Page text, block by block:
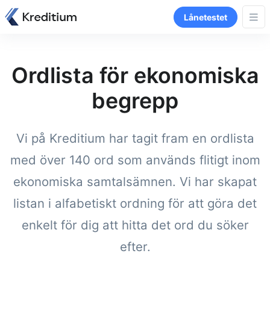
Lånetestet
Ordlista för ekonomiska
begrepp
Vi på Kreditium har tagit fram en ordlista
med över 140 ord som används flitigt inom
ekonomiska samtalsämnen. Vi har skapat
listan i alfabetiskt ordning för att göra det
enkelt för dig att hitta det ord du söker
efter.